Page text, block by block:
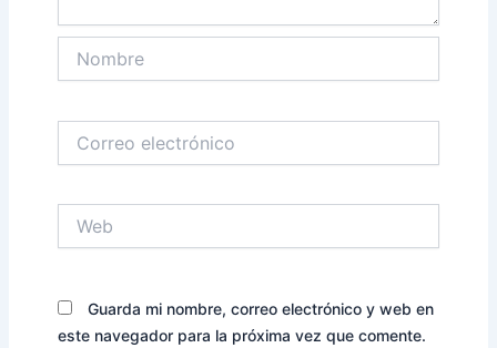
electrónico
Guarda mi nombre, correo electrónico y web en
este navegador para la próxima vez que comente.